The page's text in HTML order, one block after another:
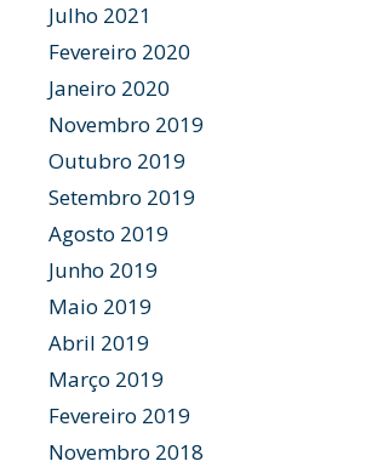
Julho 2021
Fevereiro 2020
Janeiro 2020
Novembro 2019
Outubro 2019
Setembro 2019
Agosto 2019
Junho 2019
Maio 2019
Abril 2019
Março 2019
Fevereiro 2019
Novembro 2018